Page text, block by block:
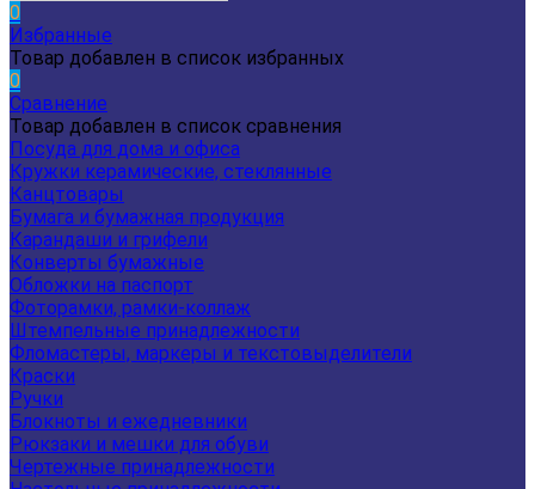
0
Избранные
Товар добавлен в список избранных
0
Сравнение
Товар добавлен в список сравнения
Посуда для дома и офиса
Кружки керамические, стеклянные
Канцтовары
Бумага и бумажная продукция
Карандаши и грифели
Конверты бумажные
Обложки на паспорт
Фоторамки, рамки-коллаж
Штемпельные принадлежности
Фломастеры, маркеры и текстовыделители
Краски
Ручки
Блокноты и ежедневники
Рюкзаки и мешки для обуви
Чертежные принадлежности